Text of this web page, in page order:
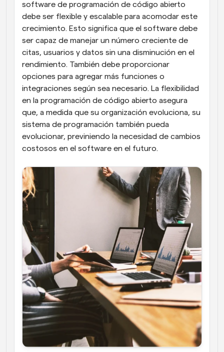
software de programación de código abierto
debe ser flexible y escalable para acomodar este
crecimiento. Esto significa que el software debe
ser capaz de manejar un número creciente de
citas, usuarios y datos sin una disminución en el
rendimiento. También debe proporcionar
opciones para agregar más funciones o
integraciones según sea necesario. La flexibilidad
en la programación de código abierto asegura
que, a medida que su organización evoluciona, su
sistema de programación también pueda
evolucionar, previniendo la necesidad de cambios
costosos en el software en el futuro.